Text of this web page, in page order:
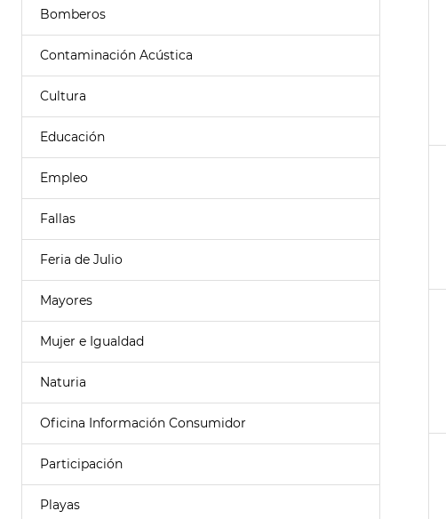
Bomberos
Contaminación Acústica
Cultura
Educación
Empleo
Fallas
Feria de Julio
Mayores
Mujer e Igualdad
Naturia
Oficina Información Consumidor
Participación
Playas